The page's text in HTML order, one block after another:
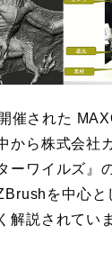
催された
から株式会社
ーワイルズ』
を中心と
解説されてい